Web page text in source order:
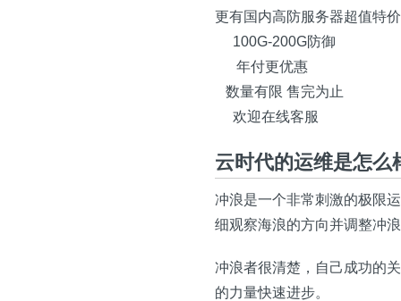
更有国内高防服务器超值特价
100G-200G防御
年付更优惠
数量有限 售完为止
欢迎在线客服
云时代的运维是怎么
冲浪是一个非常刺激的极限
细观察海浪的方向并调整冲
冲浪者很清楚，自己成功的
的力量快速进步。